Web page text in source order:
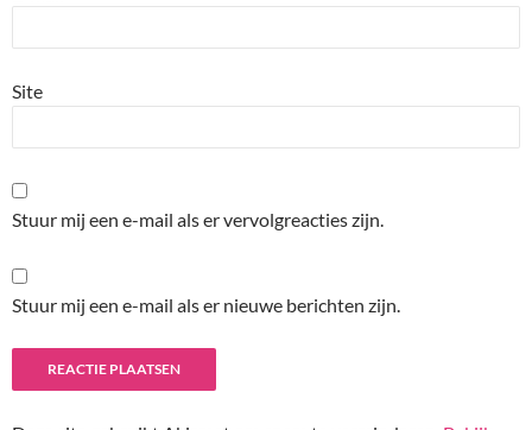
Site
Stuur mij een e-mail als er vervolgreacties zijn.
Stuur mij een e-mail als er nieuwe berichten zijn.